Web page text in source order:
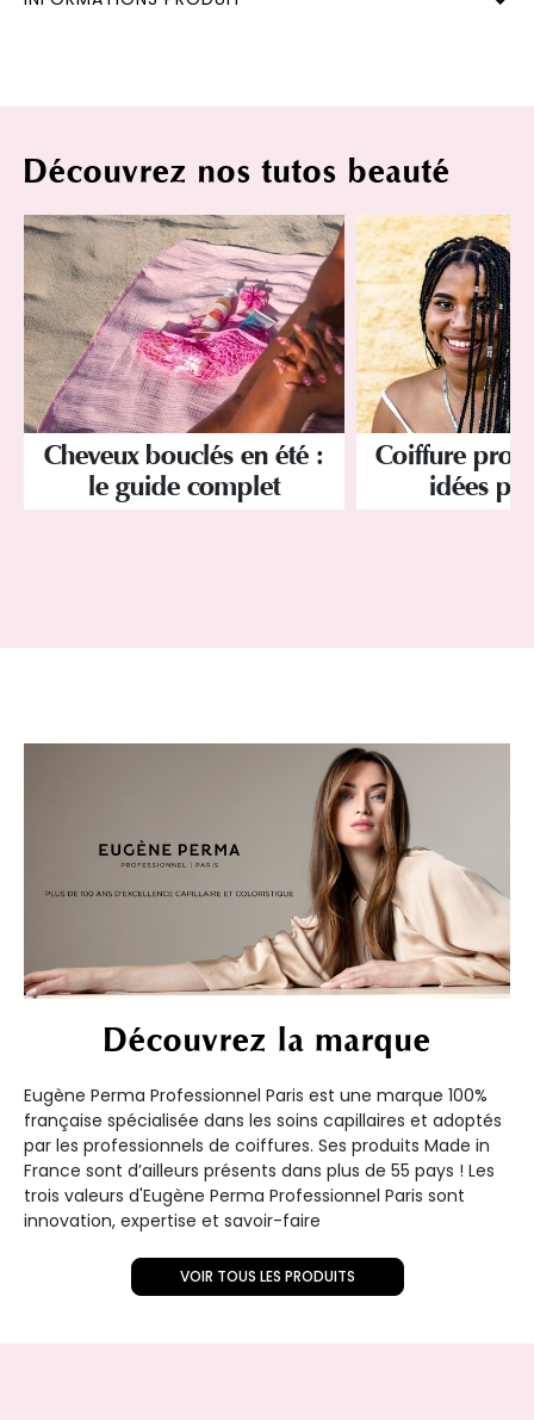
Découvrez nos tutos beauté
Cheveux bouclés en été :
le guide complet
Coiffure
idées
Découvrez la marque
Eugène Perma Professionnel Paris est une marque 100%
française spécialisée dans les soins capillaires et adoptés
par les professionnels de coiffures. Ses produits Made in
France sont d’ailleurs présents dans plus de 55 pays ! Les
trois valeurs d'Eugène Perma Professionnel Paris sont
innovation, expertise et savoir-faire
VOIR TOUS LES PRODUITS